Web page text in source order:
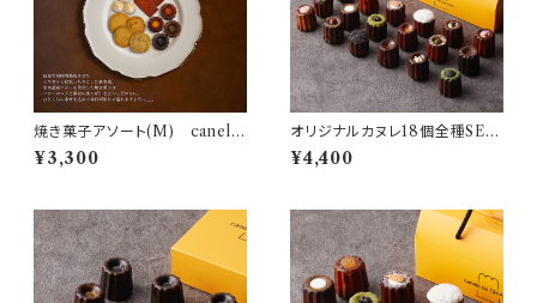
焼き菓子アソート(M) canelé
de CHIANTI
¥3,300
オリジナルカヌレ18個全種SET
自家製 canelé de CHIANT
I
¥4,400